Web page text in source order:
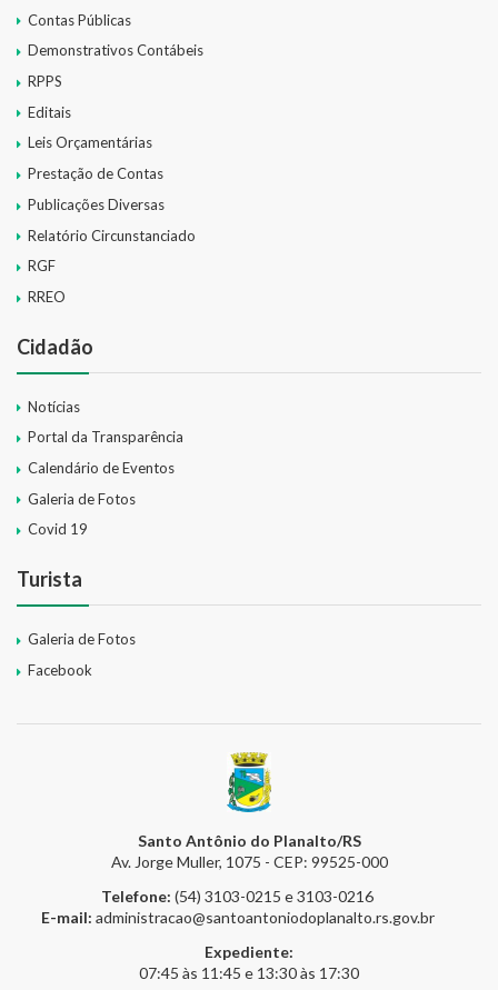
Contas Públicas
Demonstrativos Contábeis
RPPS
Editais
Leis Orçamentárias
Prestação de Contas
Publicações Diversas
Relatório Circunstanciado
RGF
RREO
Cidadão
Notícias
Portal da Transparência
Calendário de Eventos
Galeria de Fotos
Covid 19
Turista
Galeria de Fotos
Facebook
Santo Antônio do Planalto/RS
Av. Jorge Muller, 1075 - CEP: 99525-000
Telefone: (54) 3103-0215 e 3103-0216
E-mail: administracao@santoantoniodoplanalto.rs.gov.br
Expediente:
07:45 às 11:45 e 13:30 às 17:30